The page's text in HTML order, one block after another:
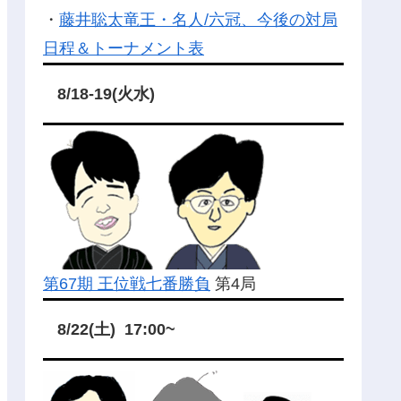
・ 藤井聡太竜王・名人/六冠、今後の対局
日程＆トーナメント表
8/18-19(火水)
第67期 王位戦七番勝負 第4局
8/22(土) 17:00~